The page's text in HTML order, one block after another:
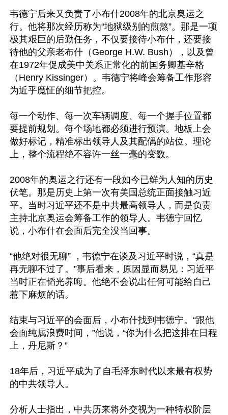
韦德宁后来又负责了小布什2008年的北京奥运之
行。他将那次经历称为“地狱级别的煎熬”。那是一项
极其艰巨的后勤任务，不仅要接待小布什，还要接
待他的父亲老布什（George H.W. Bush），以及曾
在1972年促成美中关系正常化的前国务卿基辛格
（Henry Kissinger）。韦德宁将峰会筹备工作形容
为近乎魔怔的细节把控。
每一个动作、每一次车辆调度、每一个握手位置都
要提前规划。每个场地都必须进行预演。地板上会
做好标记，精准标出领导人及其配偶的站位。理论
上，整个流程绝不容许一丝一毫的变数。
2008年的奥运之行还有一段如今已鲜为人知的历史
伏笔。那是历史上第一次有美国总统正面接触习近
平。当时习近平还不是中共最高领导人，而是负责
主持北京奥运会筹备工作的领导人。韦德宁回忆
说，小布什在会面后完全没当回事。
“他绝对很无聊” ，韦德宁在谈及习近平时说，“真是
再无聊不过了。”事后看来，原因显而易见：习近平
当时正在韬光养晦。他绝不会说出任何可能给自己
惹下麻烦的话。
结束与习近平的会面后，小布什找到韦德宁。“跟他
会面纯属浪费时间，”他说，“你为什么把这排在日程
上，丹尼斯？”
18年后，习近平成为了自毛泽东时代以来最有权势
的中共领导人。
分析人士指出，中共历来将外交视为一种特权阶层